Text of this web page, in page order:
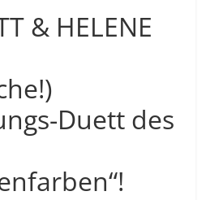
& HELENE
Duett des